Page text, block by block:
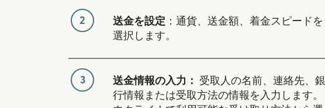
2 送金を設定 ：通貨、送金額、着金スピードを
選択します。
3 送金情報の入力：
受取人の名前、連絡先、銀
行情報または受取方法の情報を入力します。